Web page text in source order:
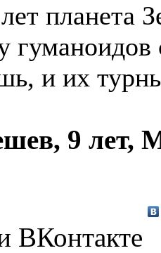
планета
и их
9 лет,
ВКонтакте